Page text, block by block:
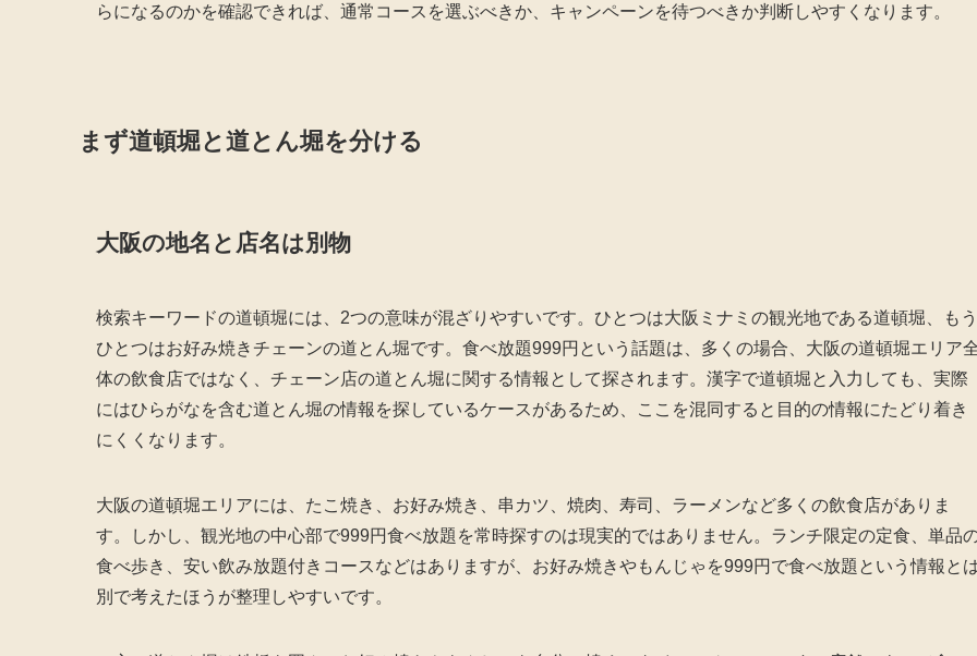
らになるのかを確認できれば、通常コースを選ぶべきか、キャンペーンを待つべきか判断しやすくなります。
まず道頓堀と道とん堀を分ける
大阪の地名と店名は別物
検索キーワードの道頓堀には、2つの意味が混ざりやすいです。ひとつは大阪ミナミの観光地である道頓堀、もう
ひとつはお好み焼きチェーンの道とん堀です。食べ放題999円という話題は、多くの場合、大阪の道頓堀エリア
体の飲食店ではなく、チェーン店の道とん堀に関する情報として探されます。漢字で道頓堀と入力しても、実際
にはひらがなを含む道とん堀の情報を探しているケースがあるため、ここを混同すると目的の情報にたどり着き
にくくなります。
大阪の道頓堀エリアには、たこ焼き、お好み焼き、串カツ、焼肉、寿司、ラーメンなど多くの飲食店がありま
す。しかし、観光地の中心部で999円食べ放題を常時探すのは現実的ではありません。ランチ限定の定食、単品
食べ歩き、安い飲み放題付きコースなどはありますが、お好み焼きやもんじゃを999円で食べ放題という情報と
別で考えたほうが整理しやすいです。